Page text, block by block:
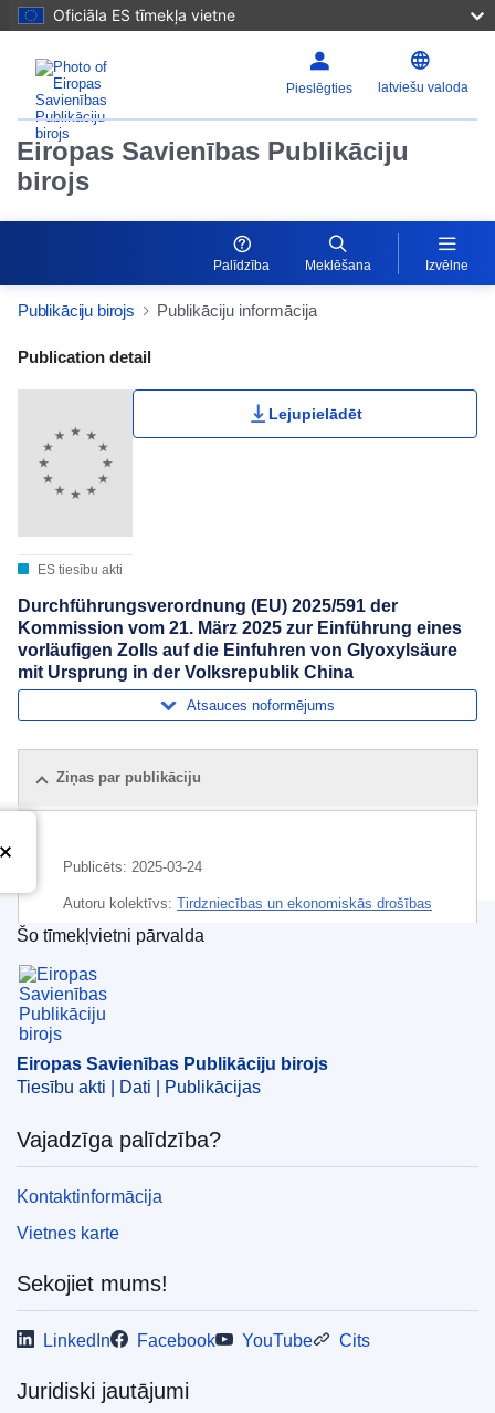
Oficiāla ES tīmekļa vietne
Pieslēgties latviešu valoda
Eiropas Savienības Publikāciju
birojs
Palīdzība Meklēšana Izvēlne
Publikāciju birojs Publikāciju informācija
Publication Detail Actions Portlet
Publication detail
ES tiesību akti
Lejupielādēt
Durchführungsverordnung (EU) 2025/591 der
Kommission vom 21. März 2025 zur Einführung eines
vorläufigen Zolls auf die Einfuhren von Glyoxylsäure
mit Ursprung in der Volksrepublik China
Atsauces noformējums
Ziņas par publikāciju
Publicēts: 2025-03-24
Autoru kolektīvs: Tirdzniecības un ekonomiskās drošības
ģenerāldirektorāts(Eiropas Komisija
Temats:
izcelsmes produkts
ELI : reg_impl/2025/591/oj
IMMC : C(2025)1670/3934048
Eiropas Savienības Publikāciju birojs
Šo tīmekļvietni pārvalda
Eiropas Savienības Publikāciju birojs
Tiesību akti | Dati | Publikācijas
Vajadzīga palīdzība?
Kontaktinformācija
Vietnes karte
Sekojiet mums!
LinkedIn Facebook YouTube Cits
Juridiski jautājumi